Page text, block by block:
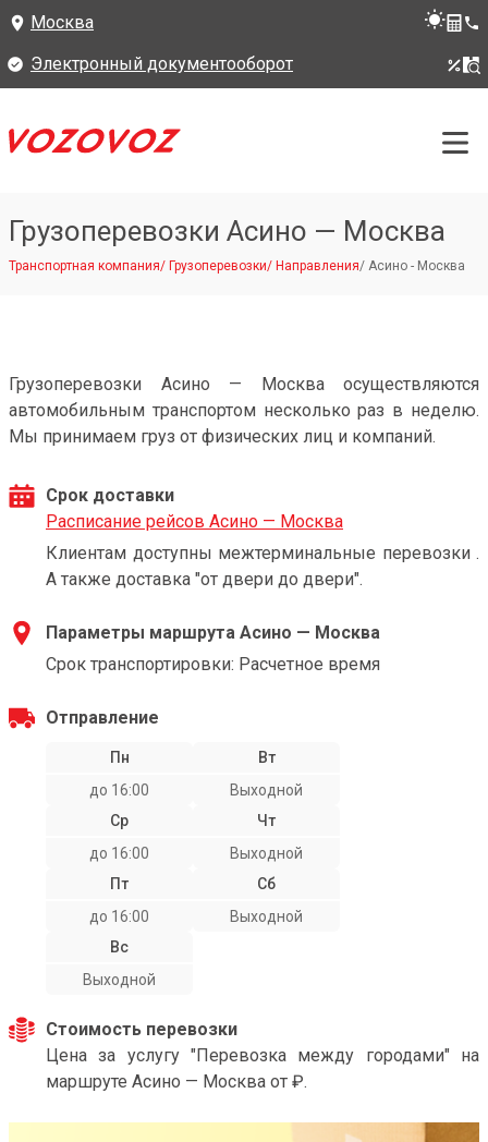
Москва
Электронный документооборот
Грузоперевозки Асино — Москва
Транспортная компания/ Грузоперевозки/ Направления/ Асино - Москва
Грузоперевозки Асино — Москва осуществляются
автомобильным транспортом несколько раз в неделю.
Мы принимаем груз от физических лиц и компаний.
Срок доставки
Расписание рейсов Асино — Москва
Клиентам доступны межтерминальные перевозки .
А также доставка "от двери до двери".
Параметры маршрута Асино — Москва
Срок транспортировки: Расчетное время
Отправление
Пн
до 16:00
Вт
Выходной
Ср
до 16:00
Чт
Выходной
Пт
до 16:00
Сб
Выходной
Вс
Выходной
Стоимость перевозки
Цена за услугу "Перевозка между городами" на
маршруте Асино — Москва от ₽.